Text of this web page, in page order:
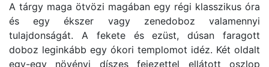
A tárgy maga ötvözi magában egy régi klasszikus óra
és egy ékszer vagy zenedoboz valamennyi
tulajdonságát. A fekete és ezüst, dúsan faragott
doboz leginkább egy ókori templomot idéz. Két oldalt
egy-egy növényi díszes fejezettel ellátott oszlop